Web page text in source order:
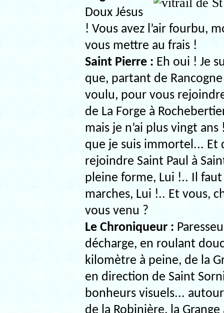
Doux Jésus
! Vous avez l’air fourbu,
vous mettre au frais !
Saint Pierre : Eh oui ! Je
que, partant de
voulu, pour vous
de La Forge à
mais je n’ai plus vingt
que je suis immortel... Et
rejoindre Saint Paul à
pleine forme, Lui !.. Il faut
marches, Lui !.. Et vous,
vous venu ?
Le Chroniqueur :
décharge, en roulant
kilomètre à peine, de la
en direction de Saint
bonheurs visuels...
de la Robinière, la